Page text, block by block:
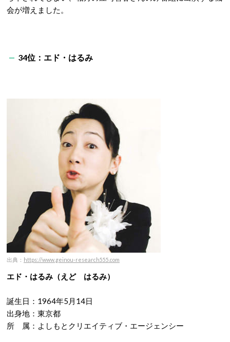
会が増えました。
34位：エド・はるみ
出典： https://www.geinou-research555.com
エド・はるみ（えど はるみ）
誕生日：1964年5月14日
出身地：東京都
所 属：よしもとクリエイティブ・エージェンシー